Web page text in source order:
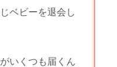
ベビーを退会し
いくつも届くん